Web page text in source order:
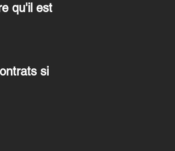
qu'il est
si